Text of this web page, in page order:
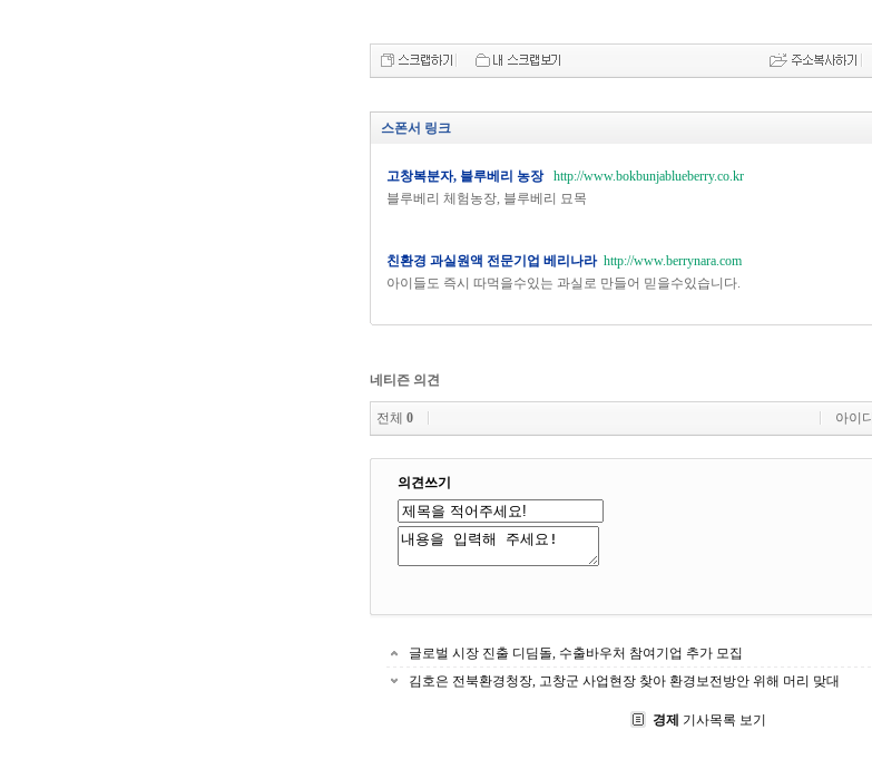
스폰서 링크
고창복분자, 블루베리 농장 http://www.bokbunjablueberry.co.kr
블루베리 체험농장, 블루베리 묘목
친환경 과실원액 전문기업 베리나라 http://www.berrynara.com
아이들도 즉시 따먹을수있는 과실로 만들어 믿을수있습니다.
네티즌 의견
전체 0 아이디
의견쓰기
글로벌 시장 진출 디딤돌, 수출바우처 참여기업 추가 모집
김호은 전북환경청장, 고창군 사업현장 찾아 환경보전방안 위해 머리 맞대
경제 기사목록 보기